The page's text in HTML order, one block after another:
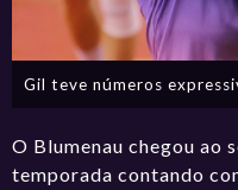
Gil teve números
O Blumenau chegou ao
temporada contando